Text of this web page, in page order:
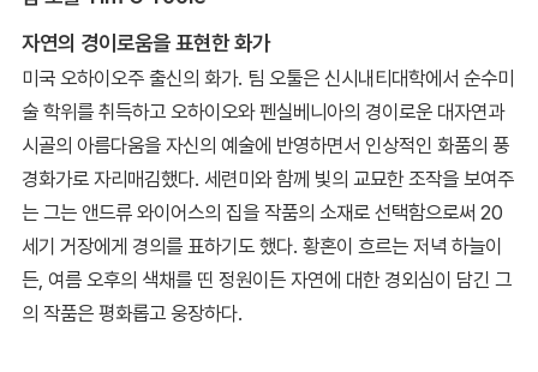
자연의 경이로움을 표현한 화가
미국 오하이오주 출신의 화가. 팀 오툴은 신시내티대학에서 순수미
술 학위를 취득하고 오하이오와 펜실베니아의 경이로운 대자연과
시골의 아름다움을 자신의 예술에 반영하면서 인상적인 화품의 풍
경화가로 자리매김했다. 세련미와 함께 빛의 교묘한 조작을 보여주
는 그는 앤드류 와이어스의 집을 작품의 소재로 선택함으로써 20
세기 거장에게 경의를 표하기도 했다. 황혼이 흐르는 저녁 하늘이
든, 여름 오후의 색채를 띤 정원이든 자연에 대한 경외심이 담긴 그
의 작품은 평화롭고 웅장하다.